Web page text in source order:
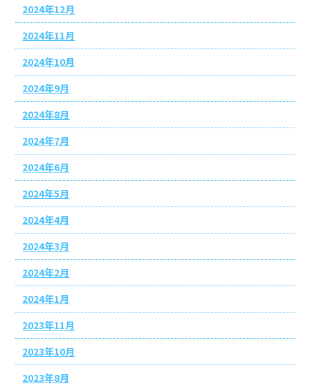
2024年12月
2024年11月
2024年10月
2024年9月
2024年8月
2024年7月
2024年6月
2024年5月
2024年4月
2024年3月
2024年2月
2024年1月
2023年11月
2023年10月
2023年8月